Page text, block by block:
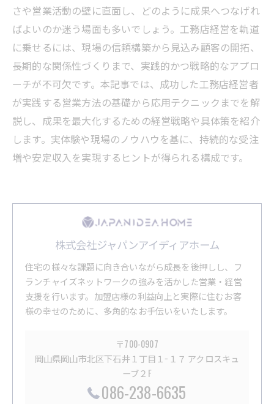
さや営業活動の壁に直面し、どのように成果へつなげれ
ばよいのか迷う場面も多いでしょう。工務店経営を軌道
に乗せるには、現場の信頼構築から見込み顧客の開拓、
長期的な関係性づくりまで、実践的かつ戦略的なアプロ
ーチが不可欠です。本記事では、成功した工務店経営者
が実践する営業方法の基礎から応用テクニックまでを解
説し、成果を最大化するための経営戦略や具体策を紹介
します。実体験や現場のノウハウを基に、持続的な受注
増や安定収入を実現するヒントが得られる構成です。
株式会社ジャパンアイディアホーム
住宅の様々な課題に向き合いながら成長を後押しし、フ
ランチャイズネットワークの強みを活かした営業・経営
支援を行います。加盟店様の利益向上と実際に住むお客
様の幸せのために、多角的なお手伝いをいたします。
〒700-0907
岡山県岡山市北区下石井１丁目１−１７ アクロスキュ
ーブ２F
086-238-6635